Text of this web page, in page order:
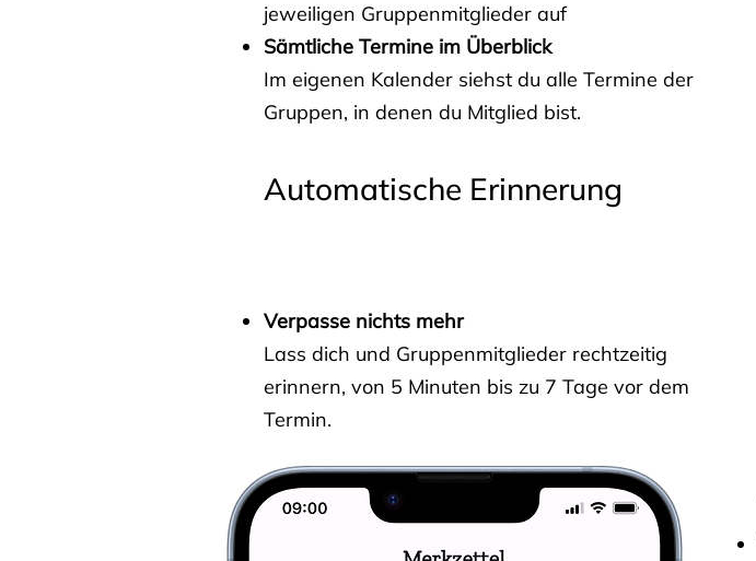
jeweiligen Gruppenmitglieder auf
Sämtliche Termine im Überblick
Im eigenen Kalender siehst du alle Termine der
Gruppen, in denen du Mitglied bist.
Automatische Erinnerung
Verpasse nichts mehr
Lass dich und Gruppenmitglieder rechtzeitig
erinnern, von 5 Minuten bis zu 7 Tage vor dem
Termin.